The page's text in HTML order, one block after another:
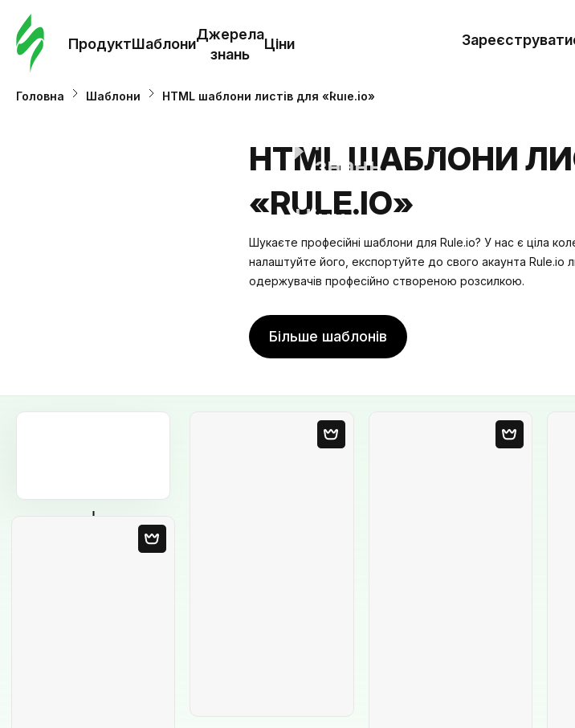
ПродуктШаблони
Джерела
знань
Ціни
Шаблони
знань
Ціни
Головна Шаблони HTML шаблони листів для «Rule.io»
HTML ШАБЛОНИ
«RULE.IO»
Шукаєте професійні шаблони для Rule.io? У нас є ціла
налаштуйте його, експортуйте до свого акаунта Rule.io
одержувачів професійно створеною розсилкою.
Більше шаблонів